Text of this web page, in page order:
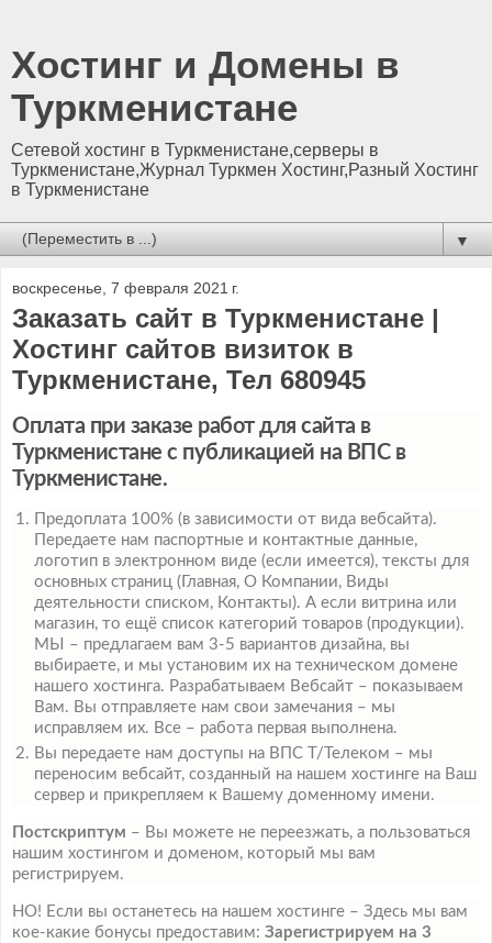
Хостинг и Домены в
Туркменистане
Сетевой хостинг в Туркменистане,серверы в
Туркменистане,Журнал Туркмен Хостинг,Разный Хостинг
в Туркменистане
▼
воскресенье, 7 февраля 2021 г.
Заказать сайт в Туркменистане |
Хостинг сайтов визиток в
Туркменистане, Тел 680945
Оплата при заказе работ для сайта в
Туркменистане с публикацией на ВПС в
Туркменистане.
Предоплата 100% (в зависимости от вида вебсайта).
Передаете нам паспортные и контактные данные,
логотип в электронном виде (если имеется), тексты для
основных страниц (Главная, О Компании, Виды
деятельности списком, Контакты). А если витрина или
магазин, то ещё список категорий товаров (продукции).
МЫ – предлагаем вам 3-5 вариантов дизайна, вы
выбираете, и мы установим их на техническом домене
нашего хостинга. Разрабатываем Вебсайт – показываем
Вам. Вы отправляете нам свои замечания – мы
исправляем их. Все – работа первая выполнена.
Вы передаете нам доступы на ВПС Т/Телеком – мы
переносим вебсайт, созданный на нашем хостинге на Ваш
сервер и прикрепляем к Вашему доменному имени.
Постскриптум – Вы можете не переезжать, а пользоваться
нашим хостингом и доменом, который мы вам
регистрируем.
НО! Если вы останетесь на нашем хостинге – Здесь мы вам
кое-какие бонусы предоставим: Зарегистрируем на 3